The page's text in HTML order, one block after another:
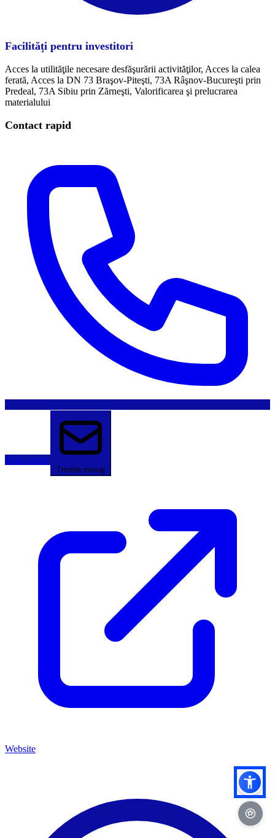
Facilități pentru investitori
Acces la utilităţile necesare desfăşurării activităţilor, Acces la calea
ferată, Acces la DN 73 Braşov-Piteşti, 73A Râşnov-Bucureşti prin
Predeal, 73A Sibiu prin Zărneşti, Valorificarea şi prelucrarea
materialului
Contact rapid
Sună acum
Trimite mesaj
Website